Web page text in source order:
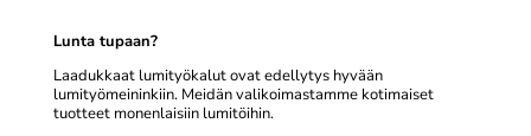
Lunta tupaan?
Laadukkaat lumityökalut ovat edellytys hyvään
lumityömeininkiin. Meidän valikoimastamme kotimaiset
tuotteet monenlaisiin lumitöihin.